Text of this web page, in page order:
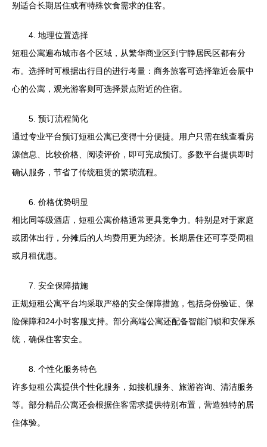
别适合长期居住或有特殊饮食需求的住客。
4. 地理位置选择
短租公寓遍布城市各个区域，从繁华商业区到宁静居民区都有分
布。选择时可根据出行目的进行考量：商务旅客可选择靠近会展中
心的公寓，观光游客则可选择景点附近的住宿。
5. 预订流程简化
通过专业平台预订短租公寓已变得十分便捷。用户只需在线查看房
源信息、比较价格、阅读评价，即可完成预订。多数平台提供即时
确认服务，节省了传统租赁的繁琐流程。
6. 价格优势明显
相比同等级酒店，短租公寓价格通常更具竞争力。特别是对于家庭
或团体出行，分摊后的人均费用更为经济。长期居住还可享受周租
或月租优惠。
7. 安全保障措施
正规短租公寓平台均采取严格的安全保障措施，包括身份验证、保
险保障和24小时客服支持。部分高端公寓还配备智能门锁和安保系
统，确保住客安全。
8. 个性化服务特色
许多短租公寓提供个性化服务，如接机服务、旅游咨询、清洁服务
等。部分精品公寓还会根据住客需求提供特别布置，营造独特的居
住体验。